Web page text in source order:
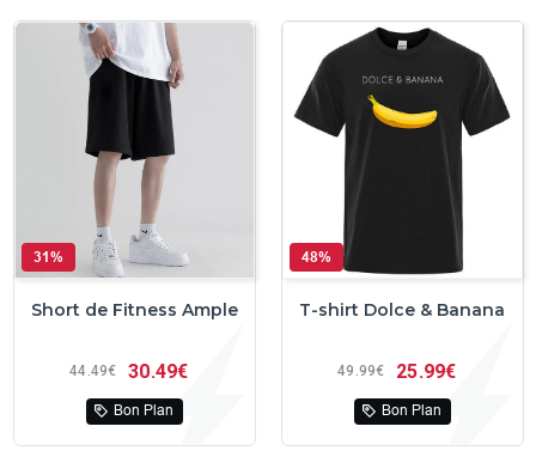
31%
Short de Fitness Ample
44 49€ 30 49€
Bon Plan
48%
T-shirt Dolce & Banana
49 99€ 25 99€
Bon Plan